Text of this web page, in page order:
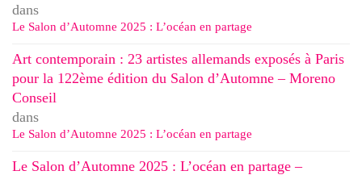
dans
Le Salon d’Automne 2025 : L’océan en partage
Art contemporain : 23 artistes allemands exposés à Paris
pour la 122ème édition du Salon d’Automne – Moreno
Conseil
dans
Le Salon d’Automne 2025 : L’océan en partage
Le Salon d’Automne 2025 : L’océan en partage –